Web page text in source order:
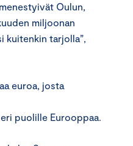
Oulun,
miljoonan
kuitenkin tarjolla”,
euroa, josta
puolille Eurooppaa.